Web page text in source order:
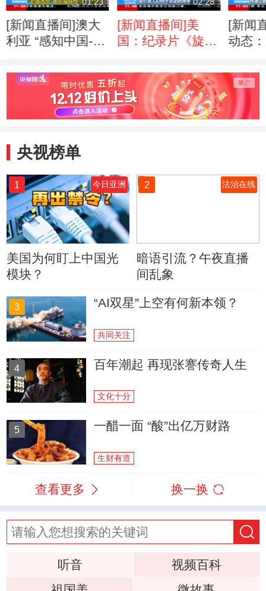
01:23
[新闻直播间]澳大
利亚 “感知中国-中
行”系列活动：“影
像西部”电影展映
在墨尔本举行
02:28
[新闻直播间]美
国：纪录片《旋风
[新闻
动态
央视榜单
1 今日亚洲
美国为何盯上中国光
模块？
2 法治在线
暗语引流？午夜直播
间乱象
3 “AI双星”上空有何新本领？
共同关注
4 百年潮起 再现张謇传奇人生
文化十分
5 一醋一面 “酸”出亿万财路
生财有道
查看更多 换一换
听音
视频百科